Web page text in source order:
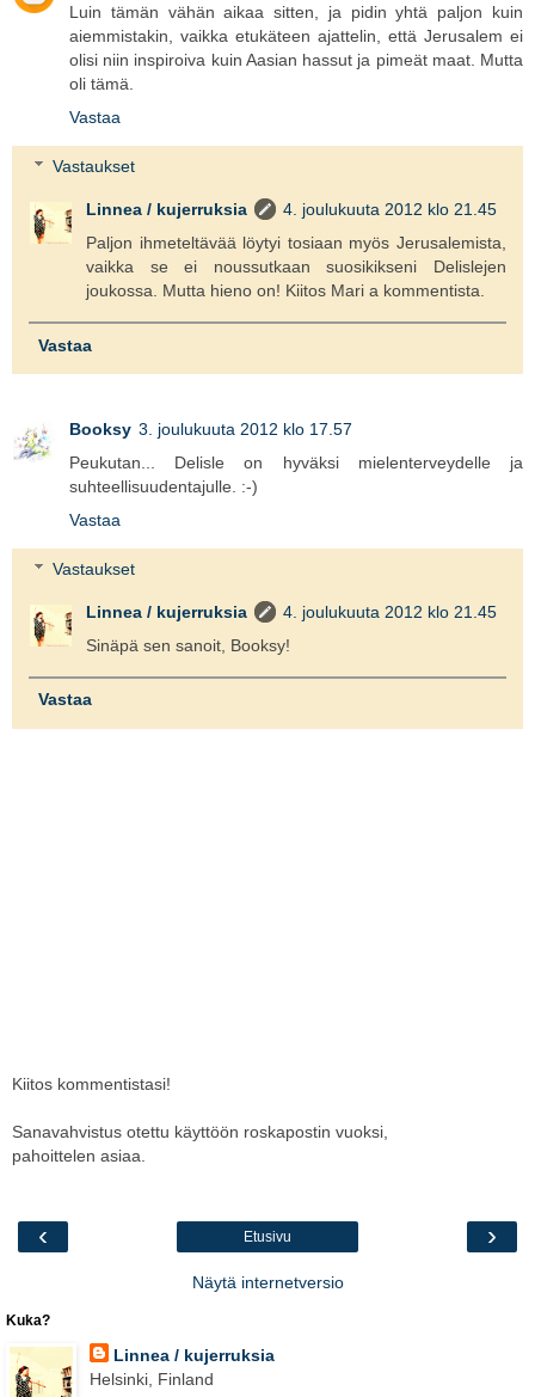
Luin tämän vähän aikaa sitten, ja pidin yhtä paljon kuin
aiemmistakin, vaikka etukäteen ajattelin, että Jerusalem ei
olisi niin inspiroiva kuin Aasian hassut ja pimeät maat. Mutta
oli tämä.
Vastaa
Vastaukset
Linnea / kujerruksia
4. joulukuuta 2012 klo 21.45
Paljon ihmeteltävää löytyi tosiaan myös Jerusalemista,
vaikka se ei noussutkaan suosikikseni Delislejen
joukossa. Mutta hieno on! Kiitos Mari a kommentista.
Vastaa
Booksy 3. joulukuuta 2012 klo 17.57
Peukutan... Delisle on hyväksi mielenterveydelle ja
suhteellisuudentajulle. :-)
Vastaa
Vastaukset
Linnea / kujerruksia
4. joulukuuta 2012 klo 21.45
Sinäpä sen sanoit, Booksy!
Vastaa
Kiitos kommentistasi!
Sanavahvistus otettu käyttöön roskapostin vuoksi,
pahoittelen asiaa.
‹ ›
Etusivu
Näytä internetversio
Kuka?
Linnea / kujerruksia
Helsinki, Finland